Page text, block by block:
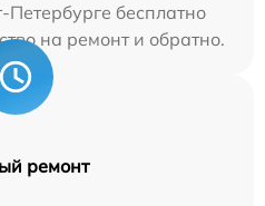
бесплатно
на ремонт и обратно.
ремонт